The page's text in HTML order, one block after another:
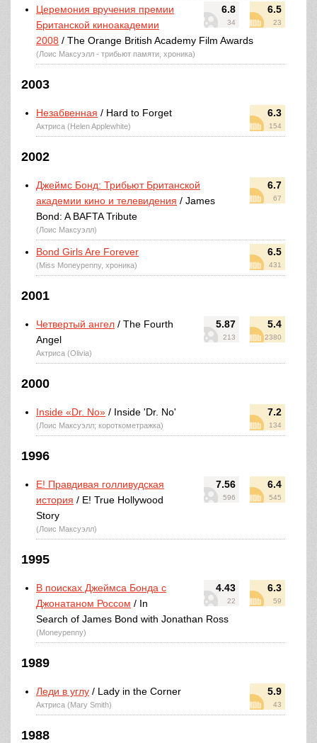
6.8
34
6.5
23
Церемония вручения премии
Британской киноакадемии
2008 / The Orange British Academy Film Awards
(Лоис Максуэлл - трибьют памяти, хроника)
2003
6.3
154
Незабвенная / Hard to Forget
Актриса (Helen Applewhite)
2002
6.7
67
Джеймс Бонд: Трибьют Британской
академии кино и телевидения / James
Bond: A BAFTA Tribute
(Лоис Максуэлл)
6.5
431
Bond Girls Are Forever
(Miss Moneypenny, хроника)
2001
5.87
213
5.4
2380
Четвертый ангел / The Fourth
Angel
Актриса (Olivia)
2000
7.2
134
Inside «Dr. No» / Inside 'Dr. No'
(Лоис Максуэлл; короткометражка)
1996
7.56
596
6.4
545
E! Правдивая голливудская
история / E! True Hollywood
Story
(Лоис Максуэлл)
1995
4.43
22
6.3
59
В поисках Джеймса Бонда с
Джонатаном Россом / In
Search of James Bond with Jonathan Ross
(Moneypenny)
1989
5.9
43
Леди в углу / Lady in the Corner
Актриса (Mary Smith)
1988